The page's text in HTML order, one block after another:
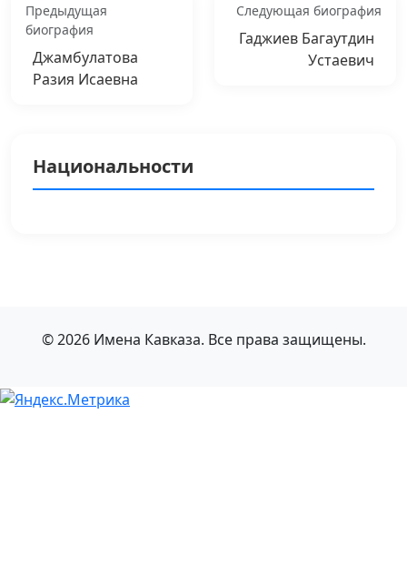
Предыдущая
биография
Джамбулатова
Разия Исаевна
Следующая биография
Гаджиев Багаутдин
Устаевич
Национальности
© 2026 Имена Кавказа. Все права защищены.